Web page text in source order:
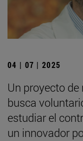
04 | 07 | 2025
Un proyecto
busca
estudiar el
un innovador